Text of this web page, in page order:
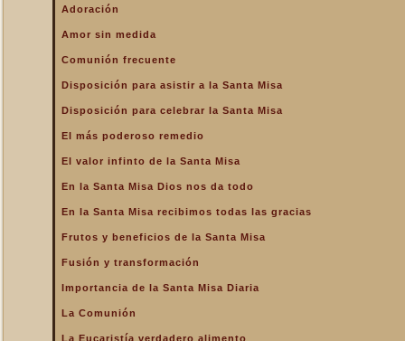
La Eucaristía y la Pasión
La Santa Misa a la hora de
La Santa Misa alcanza el
mayor mérito
La Santa Misa aumenta la
gloria a todos los santos
culmen de la vida cristiana
La Santa Misa centro y raíz
Adoración
Amor sin medida
Comunión frecuente
Disposición para asistir a la Santa Misa
Disposición para celebrar la Santa Misa
El más poderoso remedio
El valor infinto de la Santa Misa
En la Santa Misa Dios nos da todo
En la Santa Misa recibimos todas las gracias
Frutos y beneficios de la Santa Misa
Fusión y transformación
Importancia de la Santa Misa Diaria
La Comunión
La Eucaristía verdadero alimento